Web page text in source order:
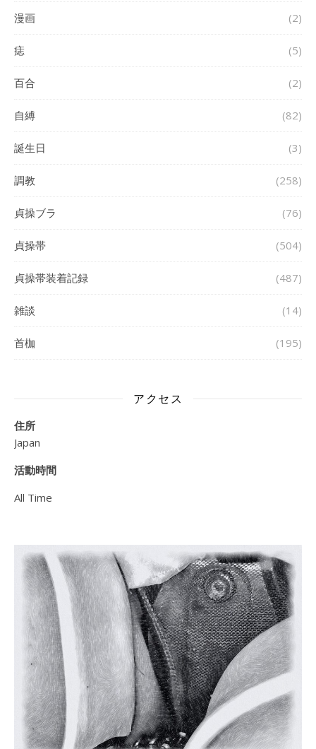
漫画 (2)
痣 (5)
百合 (2)
自縛 (82)
誕生日 (3)
調教 (258)
貞操ブラ (76)
貞操帯 (504)
貞操帯装着記録 (487)
雑談 (14)
首枷 (195)
アクセス
住所
Japan
活動時間
All Time